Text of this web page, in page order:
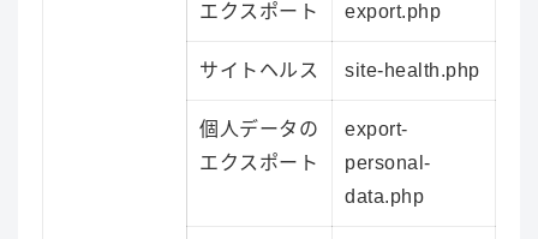
エクスポート export.php
サイトヘルス site-health.php
個人データの
エクスポート
export-
personal-
data.php